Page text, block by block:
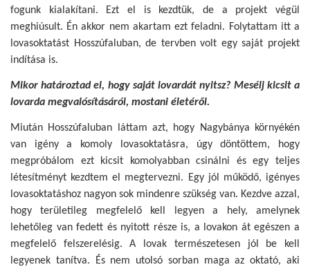
fogunk kialakítani. Ezt el is kezdtük, de a projekt végül
meghiúsult. Én akkor nem akartam ezt feladni. Folytattam itt a
lovasoktatást Hosszúfaluban, de tervben volt egy saját projekt
indítása is.
Mikor határoztad el, hogy saját lovardát nyitsz? Mesélj kicsit a
lovarda megvalósításáról, mostani életéről.
Miután Hosszúfaluban láttam azt, hogy Nagybánya környékén
van igény a komoly lovasoktatásra, úgy döntöttem, hogy
megpróbálom ezt kicsit komolyabban csinálni és egy teljes
létesítményt kezdtem el megtervezni. Egy jól működő, igényes
lovasoktatáshoz nagyon sok mindenre szükség van. Kezdve azzal,
hogy területileg megfelelő kell legyen a hely, amelynek
lehetőleg van fedett és nyitott része is, a lovakon át egészen a
megfelelő felszerelésig. A lovak természetesen jól be kell
legyenek tanítva. És nem utolsó sorban maga az oktató, aki